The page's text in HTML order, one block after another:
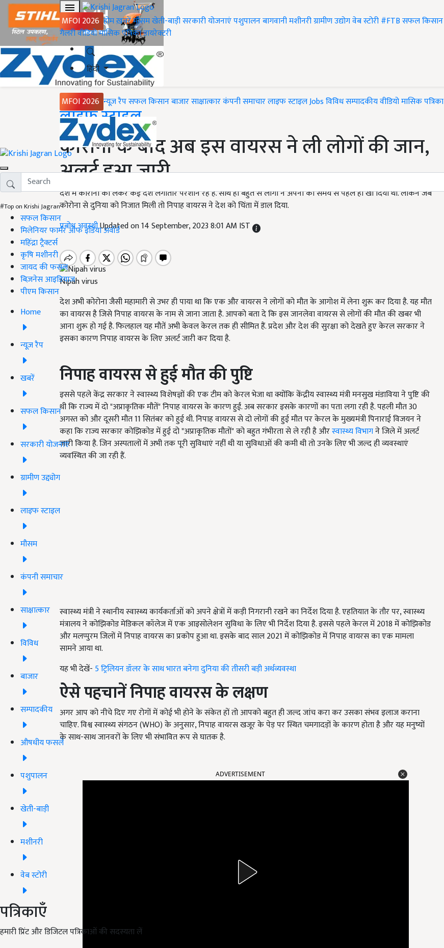
MFOI 2026 होमख़बरेंमौसमखेती-बाड़ीसरकारी योजनाएंपशुपालनबागवानीमशीनरीग्रामीण उद्योगवेब स्टोरी#FTBसफल किसान
गैलरीवीडियोमासिक पत्रिकाडायरेक्टरी
हिंदी
MFOI 2026 न्यूज़ रैपसफल किसानबाजारसाक्षात्कारकंपनी समाचारलाइफ स्टाइलJobsविविधसम्पादकीयवीडियोमासिक पत्रिका
#Top on Krishi Jagran
सफल किसान
मिलेनियर फार्मर ऑफ इंडिया अवॉर्ड
महिंद्रा ट्रैक्टर्स
कृषि मशीनरी
जायद की फसल
बिज़नेस आइडियाज
पीएम किसान
Home
न्यूज़ रैप
खबरें
सफल किसान
सरकारी योजनाएं
ग्रामीण उद्द्योग
लाइफ स्टाइल
मौसम
कंपनी समाचार
साक्षात्कार
विविध
बाजार
सम्पादकीय
औषधीय फसलें
पशुपालन
खेती-बाड़ी
मशीनरी
वेब स्टोरी
पत्रिकाएँ
हमारी प्रिंट और डिजिटल पत्रिकाओं की सदस्यता लें
Home
लाइफ स्टाइल
कोरोना के बाद अब इस वायरस ने ली लोगों की जान,
अलर्ट हुआ जारी
देश में कोरोना को लेकर कई देश लगातार परेशान रहे हैं. साथ ही बहुत से लोगों ने अपनों को समय से पहले ही खो दिया था. लेकिन जब
कोरोना से दुनिया को निजात मिली तो निपाह वायरस ने देश को चिंता में डाल दिया.
प्रबोध अवस्थीUpdated on 14 September, 2023 8:01 AM IST
Nipah virus
देश अभी कोरोना जैसी महामारी से उभर ही पाया था कि एक और वायरस ने लोगों को मौत के आगोश में लेना शुरू कर दिया है. यह मौत
का वायरस है जिसे निपाह वायरस के नाम से जाना जाता है. आपको बता दे कि इस जानलेवा वायरस से लोगों की मौत की खबर भी
आना शुरू हो गई है. फिलहाल यह मौतें अभी केवल केरल तक ही सीमित हैं. प्रदेश और देश की सुरक्षा को देखते हुए केरल सरकार ने
इसका कारण निपाह वायरस के लिए अलर्ट जारी कर दिया है.
निपाह वायरस से हुई मौत की पुष्टि
इससे पहले केंद्र सरकार ने स्वास्थ्य विशेषज्ञों की एक टीम को केरल भेजा था क्योंकि केंद्रीय स्वास्थ्य मंत्री मनसुख मंडाविया ने पुष्टि की
थी कि राज्य में दो "अप्राकृतिक मौतें" निपाह वायरस के कारण हुईं. अब सरकार इसके कारणों का पता लगा रही है. पहली मौत 30
अगस्त को और दूसरी मौत 11 सितंबर को हुई थी. निपाह वायरस से दो लोगों की हुई मौत पर केरल के मुख्यमंत्री पिनाराई विजयन ने
कहा कि राज्य सरकार कोझिकोड में हुई दो "अप्राकृतिक मौतों" को बहुत गंभीरता से ले रही है औरस्वास्थ्य विभागने जिले में अलर्ट
जारी किया है. जिन अस्पतालों में अभी तक पूरी सुविधाएं नहीं थी या सुविधाओं की कमी थी तो उनके लिए भी जल्द ही व्यवस्थाएं
व्यवस्थित की जा रही हैं.
स्वास्थ्य मंत्री ने स्थानीय स्वास्थ्य कार्यकर्ताओं को अपने क्षेत्रों में कड़ी निगरानी रखने का निर्देश दिया है. एहतियात के तौर पर, स्वास्थ्य
मंत्रालय ने कोझिकोड मेडिकल कॉलेज में एक आइसोलेशन सुविधा के लिए भी निर्देश दिया है. इससे पहले केरल में 2018 में कोझिकोड
और मलप्पुरम जिलों में निपाह वायरस का प्रकोप हुआ था. इसके बाद साल 2021 में कोझिकोड में निपाह वायरस का एक मामला
सामने आया था.
यह भी देखें- 5 ट्रिलियन डॉलर के साथ भारत बनेगा दुनिया की तीसरी बड़ी अर्थव्यवस्था
ऐसे पहचानें निपाह वायरस के लक्षण
अगर आप को नीचे दिए गए रोगों में कोई भी होने के संकेत हों तो आपको बहुत ही जल्द जांच करा कर उसका संभव इलाज कराना
चाहिए. विश्व स्वास्थ्य संगठन (WHO) के अनुसार, निपाह वायरस खजूर के पेड़ पर स्थित चमगादड़ों के कारण होता है और यह मनुष्यों
के साथ-साथ जानवरों के लिए भी संभावित रूप से घातक है.
ADVERTISEMENT